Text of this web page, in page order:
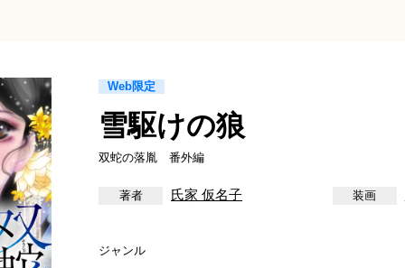
Web限定
雪駆けの狼
双蛇の落胤 番外編
氏家 仮名子